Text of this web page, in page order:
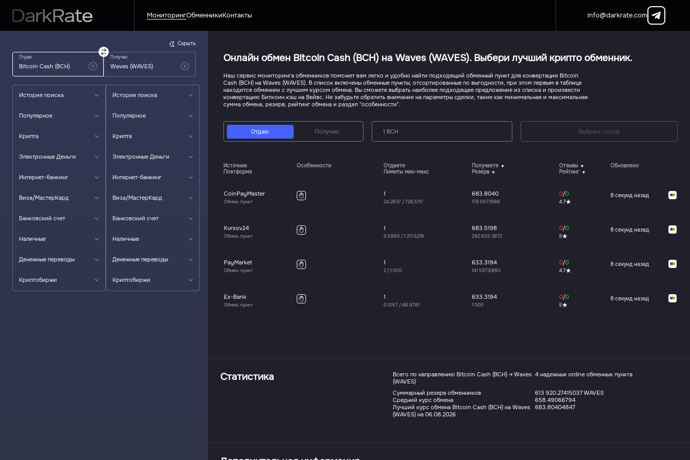
МониторингОбменникиКонтакты info@darkrate.com
Отдаю Получаю
История поиска
Популярное
Крипта
Электронные Деньги
Интернет-банкинг
Виза/МастерКард
Банковский счет
Наличные
Денежные переводы
Криптобиржи
История поиска
Популярное
Крипта
Электронные Деньги
Интернет-банкинг
Виза/МастерКард
Банковский счет
Наличные
Денежные переводы
Криптобиржи
Скрыть
Онлайн обмен Bitcoin Cash (BCH) на Waves (WAVES). Выбери лучший крипто обменник.
Наш сервис мониторинга обменников поможет вам легко и удобно найти подходящий обменный пункт для конвертации Bitcoin
Cash (BCH) на Waves (WAVES). В список включены обменные пункты, отсортированные по выгодности, при этом первым в таблице
находится обменник с лучшим курсом обмена. Вы сможете выбрать наиболее подходящее предложение из списка и произвести
конвертацию Биткоин кэш на Вейвс. Не забудьте обратить внимание на параметры сделки, такие как минимальная и максимальная
сумма обмена, резерв, рейтинг обмена и раздел "особенности".
Отдаю Получаю 1 BCH Выбрать город
Источник
Платформа
Особенности
Отдаете
Лимиты мин-макс
Получаете
Резерв
Отзывы
Рейтинг
Обновлено
CoinPayMaster
Обмен. пункт
1
24.2837 /728.5117
683.8040
178 667.1988
0/0
4.7
8 секунд назад
Kursov24
Обмен. пункт
1
9.5890 /1 217.6219
683.5198
292 655.3872
0/0
5
8 секунд назад
PayMarket
Обмен. пункт
1
2 /1 000
633.3194
141 597.6880
0/0
4.7
8 секунд назад
Ex-Bank
Обмен. пункт
1
0.1057 /46.9781
633.3194
1 000
0/0
5
8 секунд назад
Статистика
Всего по направлению Bitcoin Cash (BCH) → Waves
(WAVES)
4 надежных online обменных пункта
Суммарный резерв обменников
613 920.27415037 WAVES
Средний курс обмена
658.49066794
Лучший курс обмена Bitcoin Cash (BCH) на Waves
(WAVES) на 06.08.2026
683.80404847